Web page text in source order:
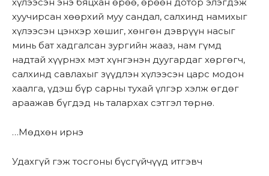
хуучирсан хөөрхий муу сандал, салхинд намихыг
хүлээсэн цэнхэр хөшиг, хөнгөн дэврүүн насыг
минь бат хадгалсан зургийн жааз, нам гүмд
надтай хүүрнэх мэт хүнгэнэн дуугардаг хөргөгч,
салхинд савлахыг зүүдлэн хүлээсэн царс модон
хаалга, үдэш бүр сарны тухай үлгэр хэлж өгдөг
араажав бүгдэд нь талархах сэтгэл төрнө.
…Мөдхөн ирнэ
Удахгүй гэж тосгоны бүсгүйчүүд итгэвч